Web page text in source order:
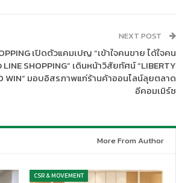
NEXT POST
เปิดตัวแคมเปญ “เข้าใจคนขาย ได้ใจคน
SHOPPING” เดินหน้าวิสัยทัศน์ “LIBERTY
WIN” มอบอิสรภาพแก่ร้านค้าออนไลน์ลุยตลาด
อีคอมเมิร์ซ
More From Author
CSR & MOVEMENT